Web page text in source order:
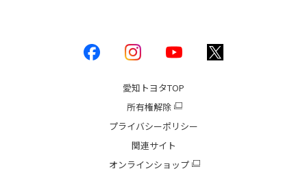
愛知トヨタTOP
所有権解除
プライバシーポリシー
関連サイト
オンラインショップ